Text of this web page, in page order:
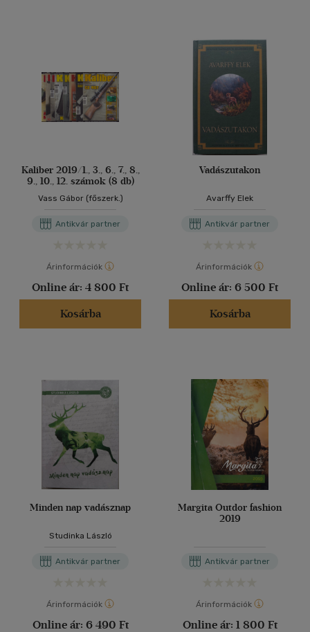
Kaliber 2019/1., 3., 6., 7., 8.,
9., 10., 12. számok (8 db)
Vass Gábor (főszerk.)
Antikvár partner
Árinformációk
Online ár: 4 800 Ft
Kosárba
Vadászutakon
Avarffy Elek
Antikvár partner
Árinformációk
Online ár: 6 500 Ft
Kosárba
Minden nap vadásznap
Studinka László
Antikvár partner
Árinformációk
Online ár: 6 490 Ft
Margita Outdor fashion
2019
Antikvár partner
Árinformációk
Online ár: 1 800 Ft